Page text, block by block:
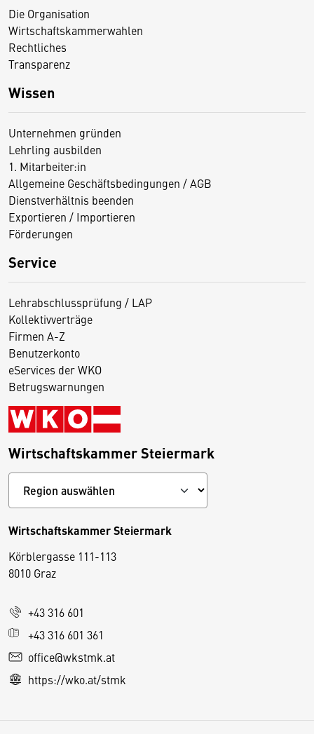
Die Organisation
Wirtschaftskammerwahlen
Rechtliches
Transparenz
Wissen
Unternehmen gründen
Lehrling ausbilden
1. Mitarbeiter:in
Allgemeine Geschäftsbedingungen / AGB
Dienstverhältnis beenden
Exportieren / Importieren
Förderungen
Service
Lehrabschlussprüfung / LAP
Kollektivverträge
Firmen A-Z
Benutzerkonto
eServices der WKO
Betrugswarnungen
Wirtschaftskammer Steiermark
Wirtschaftskammer Steiermark
Körblergasse 111-113
8010 Graz
+43 316 601
+43 316 601 361
office@wkstmk.at
https://wko.at/stmk
D
i
s
e
S
e